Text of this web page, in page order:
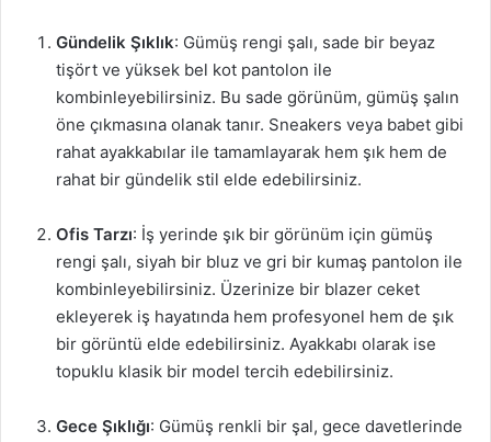
Gündelik Şıklık: Gümüş rengi şalı, sade bir beyaz
tişört ve yüksek bel kot pantolon ile
kombinleyebilirsiniz. Bu sade görünüm, gümüş şalın
öne çıkmasına olanak tanır. Sneakers veya babet gibi
rahat ayakkabılar ile tamamlayarak hem şık hem de
rahat bir gündelik stil elde edebilirsiniz.
Ofis Tarzı: İş yerinde şık bir görünüm için gümüş
rengi şalı, siyah bir bluz ve gri bir kumaş pantolon ile
kombinleyebilirsiniz. Üzerinize bir blazer ceket
ekleyerek iş hayatında hem profesyonel hem de şık
bir görüntü elde edebilirsiniz. Ayakkabı olarak ise
topuklu klasik bir model tercih edebilirsiniz.
Gece Şıklığı: Gümüş renkli bir şal, gece davetlerinde